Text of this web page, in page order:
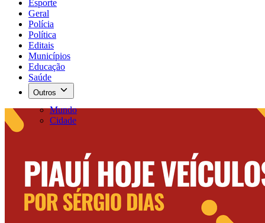
Esporte
Geral
Polícia
Política
Editais
Municípios
Educação
Saúde
Outros
Mundo
Cidade